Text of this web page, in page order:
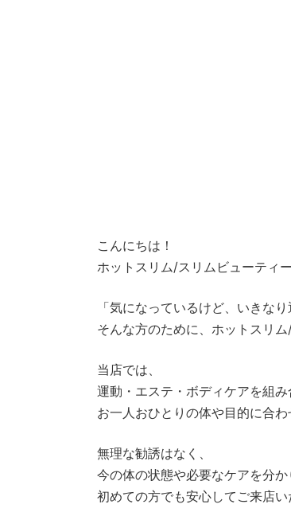
こんにちは！
ホットスリム/スリムビューティ
「気になっているけど、いきなり
そんな方のために、ホットスリ
当店では、
運動・エステ・ボディケアを組み
お一人おひとりの体や目的に合わ
無理な勧誘はなく、
今の体の状態や必要なケアを分か
初めての方でも安心してご来店い